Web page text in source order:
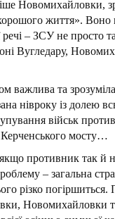
Новомихайловки,
життя». Воно
речі – ЗСУ не просто
Вугледару,
важлива та
нівроку із долею
військ
мосту…
противник так й
– загальна
різко погіршиться.
Новомихайловки